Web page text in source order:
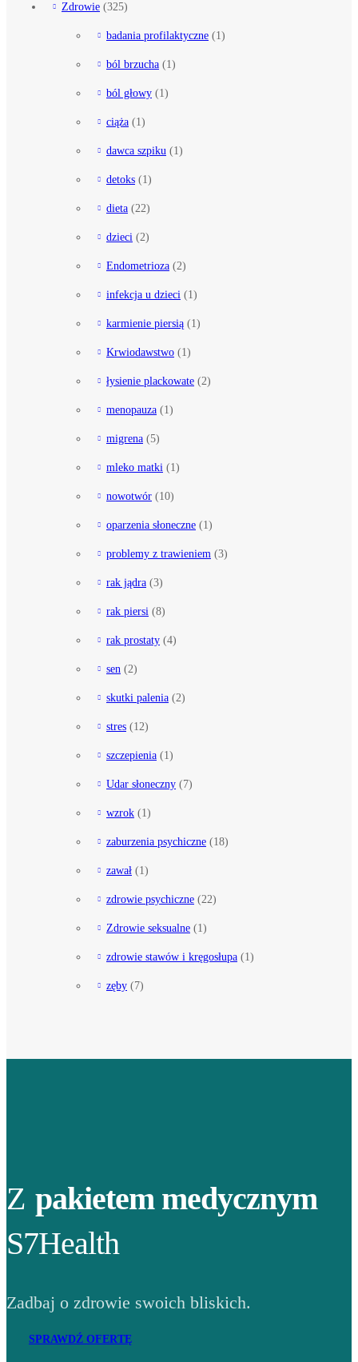
Zdrowie (325)
badania profilaktyczne (1)
ból brzucha (1)
ból głowy (1)
ciąża (1)
dawca szpiku (1)
detoks (1)
dieta (22)
dzieci (2)
Endometrioza (2)
infekcja u dzieci (1)
karmienie piersią (1)
Krwiodawstwo (1)
łysienie plackowate (2)
menopauza (1)
migrena (5)
mleko matki (1)
nowotwór (10)
oparzenia słoneczne (1)
problemy z trawieniem (3)
rak jądra (3)
rak piersi (8)
rak prostaty (4)
sen (2)
skutki palenia (2)
stres (12)
szczepienia (1)
Udar słoneczny (7)
wzrok (1)
zaburzenia psychiczne (18)
zawał (1)
zdrowie psychiczne (22)
Zdrowie seksualne (1)
zdrowie stawów i kręgosłupa (1)
zęby (7)
Z pakietem medycznym
S7Health
Zadbaj o zdrowie swoich bliskich.
SPRAWDŹ OFERTĘ